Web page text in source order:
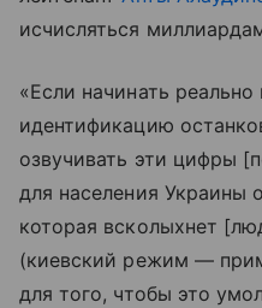
исчисляться
«Если начинать реально
идентификацию
озвучивать эти цифры
для населения Украины
которая всколыхнет
(киевский режим —
для того, чтобы это